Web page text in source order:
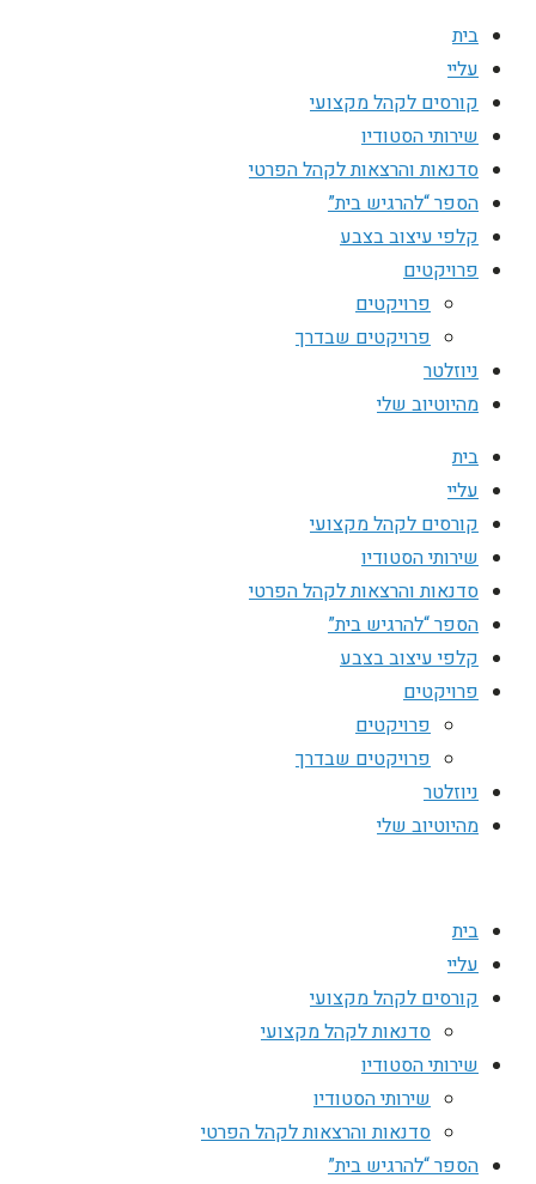
בית
עליי
קורסים לקהל מקצועי
שירותי הסטודיו
סדנאות והרצאות לקהל הפרטי
הספר “להרגיש בית”
קלפי עיצוב בצבע
פרויקטים
פרויקטים
פרויקטים שבדרך
ניוזלטר
מהיוטיוב שלי
בית
עליי
קורסים לקהל מקצועי
שירותי הסטודיו
סדנאות והרצאות לקהל הפרטי
הספר “להרגיש בית”
קלפי עיצוב בצבע
פרויקטים
פרויקטים
פרויקטים שבדרך
ניוזלטר
מהיוטיוב שלי
בית
עליי
קורסים לקהל מקצועי
סדנאות לקהל מקצועי
שירותי הסטודיו
שירותי הסטודיו
סדנאות והרצאות לקהל הפרטי
הספר “להרגיש בית”